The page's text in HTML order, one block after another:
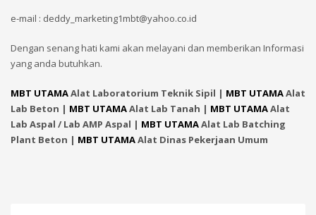
e-mail : deddy_marketing1mbt@yahoo.co.id
Dengan senang hati kami akan melayani dan memberikan Informasi
yang anda butuhkan.
MBT UTAMAAlat Laboratorium Teknik Sipil | MBT UTAMAAlat
Lab Beton | MBT UTAMAAlat Lab Tanah | MBT UTAMAAlat
Lab Aspal / Lab AMP Aspal | MBT UTAMAAlat Lab Batching
Plant Beton | MBT UTAMAAlat Dinas Pekerjaan Umum